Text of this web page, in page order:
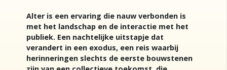
Alter is een ervaring die nauw verbonden is
met het landschap en de interactie met het
publiek. Een nachtelijke uitstapje dat
verandert in een exodus, een reis waarbij
herinneringen slechts de eerste bouwstenen